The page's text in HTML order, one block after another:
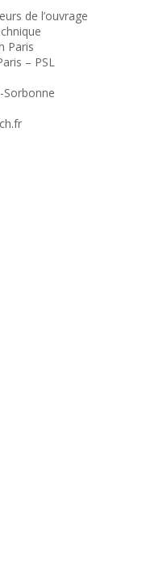
de l’ouvrage
Paris
– PSL
Sorbonne